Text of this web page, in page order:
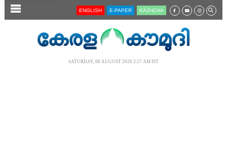
SECTIONS ENGLISH E-PAPER KĀZHCHA
SATURDAY, 08 AUGUST 2026 3.57 AM IST